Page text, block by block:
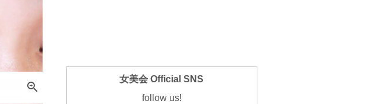

女美会 Official SNS
follow us!